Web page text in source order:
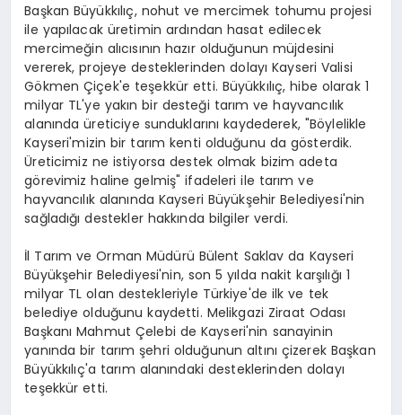
Başkan Büyükkılıç, nohut ve mercimek tohumu projesi
ile yapılacak üretimin ardından hasat edilecek
mercimeğin alıcısının hazır olduğunun müjdesini
vererek, projeye desteklerinden dolayı Kayseri Valisi
Gökmen Çiçek'e teşekkür etti. Büyükkılıç, hibe olarak 1
milyar TL'ye yakın bir desteği tarım ve hayvancılık
alanında üreticiye sunduklarını kaydederek, "Böylelikle
Kayseri'mizin bir tarım kenti olduğunu da gösterdik.
Üreticimiz ne istiyorsa destek olmak bizim adeta
görevimiz haline gelmiş" ifadeleri ile tarım ve
hayvancılık alanında Kayseri Büyükşehir Belediyesi'nin
sağladığı destekler hakkında bilgiler verdi.
İl Tarım ve Orman Müdürü Bülent Saklav da Kayseri
Büyükşehir Belediyesi'nin, son 5 yılda nakit karşılığı 1
milyar TL olan destekleriyle Türkiye'de ilk ve tek
belediye olduğunu kaydetti. Melikgazi Ziraat Odası
Başkanı Mahmut Çelebi de Kayseri'nin sanayinin
yanında bir tarım şehri olduğunun altını çizerek Başkan
Büyükkılıç'a tarım alanındaki desteklerinden dolayı
teşekkür etti.